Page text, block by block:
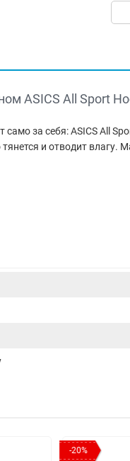
ASICS All Sport
за себя: ASICS All
и отводит влагу.